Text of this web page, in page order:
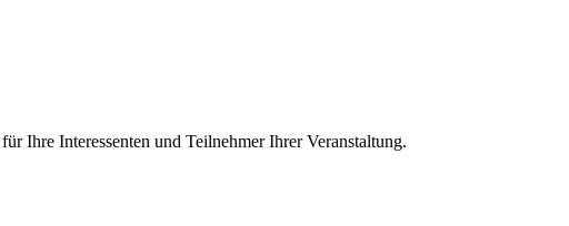
Ihre Interessenten und Teilnehmer Ihrer Veranstaltung.